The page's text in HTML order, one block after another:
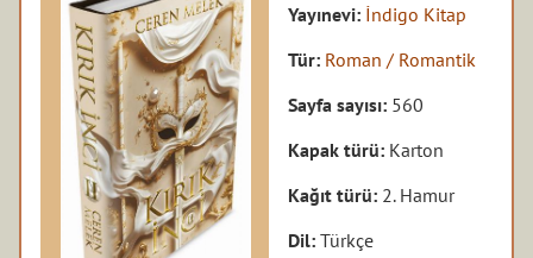
Yayınevi: İndigo Kitap
Tür: Roman / Romantik
Sayfa sayısı: 560
Kapak türü: Karton
Kağıt türü: 2. Hamur
Dil:Türkçe